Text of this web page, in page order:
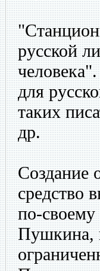
русской
для
таких
др.
Создание
средство
по-своему
Пушкина,